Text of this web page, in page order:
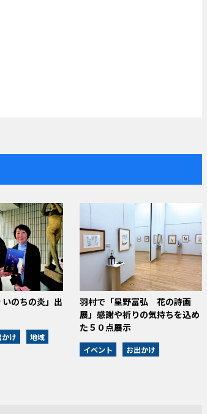
いのちの炎」出
かけ 地域
羽村で「星野富弘 花の詩画
展」感謝や祈りの気持ちを込め
た５０点展示
イベント お出かけ